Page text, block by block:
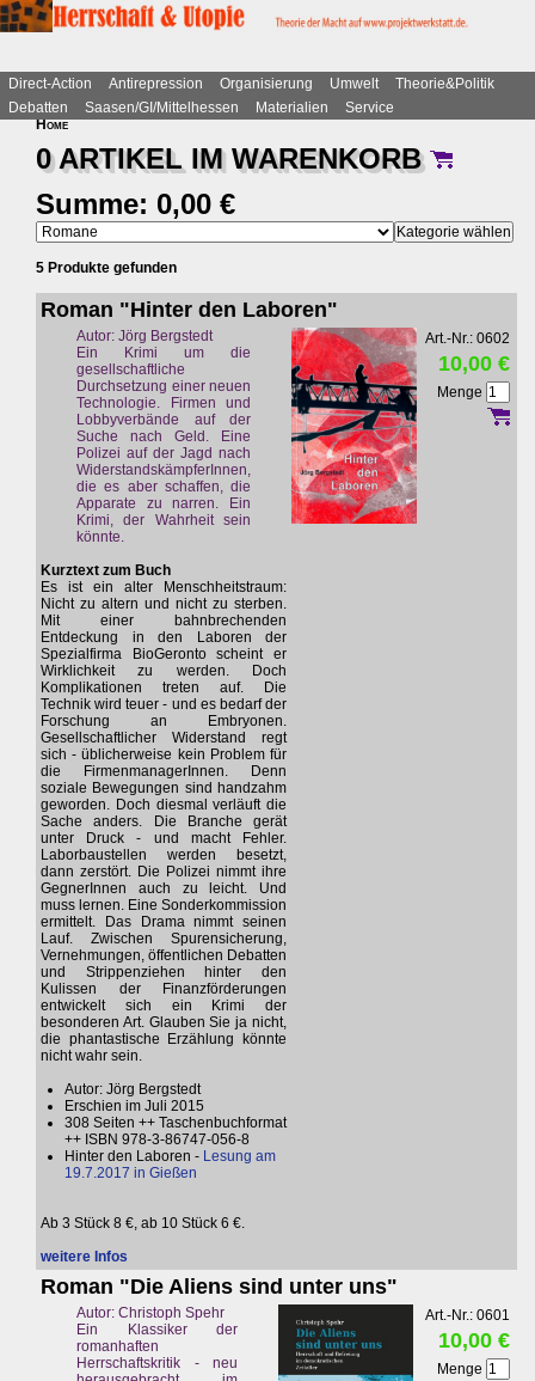
Direct-Action Antirepression Organisierung Umwelt
Theorie&Politik
Debatten
Saasen/GI/Mittelhessen Materialien
Service
Home
0 ARTIKEL IMWARENKORB
Summe: 0,00 €
5 Produkte gefunden
Roman "Hinter den Laboren"
Autor: Jörg Bergstedt
Ein Krimi um die
gesellschaftliche
Durchsetzung einer neuen
Technologie. Firmen und
Lobbyverbände auf der
Suche nach Geld. Eine
Polizei auf der Jagd nach
WiderstandskämpferInnen,
die es aber schaffen, die
Apparate zu narren. Ein
Krimi, der Wahrheit sein
könnte.
Kurztext zum Buch
Es ist ein alter Menschheitstraum:
Nicht zu altern und nicht zu sterben.
Mit einer bahnbrechenden
Entdeckung in den Laboren der
Spezialfirma BioGeronto scheint er
Wirklichkeit zu werden. Doch
Komplikationen treten auf. Die
Technik wird teuer - und es bedarf der
Forschung an Embryonen.
Gesellschaftlicher Widerstand regt
sich - üblicherweise kein Problem für
die FirmenmanagerInnen. Denn
soziale Bewegungen sind handzahm
geworden. Doch diesmal verläuft die
Sache anders. Die Branche gerät
unter Druck - und macht Fehler.
Laborbaustellen werden besetzt,
dann zerstört. Die Polizei nimmt ihre
GegnerInnen auch zu leicht. Und
muss lernen. Eine Sonderkommission
ermittelt. Das Drama nimmt seinen
Lauf. Zwischen Spurensicherung,
Vernehmungen, öffentlichen Debatten
und Strippenziehen hinter den
Kulissen der Finanzförderungen
entwickelt sich ein Krimi der
besonderen Art. Glauben Sie ja nicht,
die phantastische Erzählung könnte
nicht wahr sein.
Autor: Jörg Bergstedt
Erschien im Juli 2015
308 Seiten ++ Taschenbuchformat
++ ISBN 978-3-86747-056-8
Hinter den Laboren - Lesung am
19.7.2017 in Gießen
Ab 3 Stück 8 €, ab 10 Stück 6 €.
weitere Infos
Art.-Nr.: 0602
10,00 €
Menge
Roman "Die Aliens sind unter uns"
Autor: Christoph Spehr
Ein Klassiker der
romanhaften
Herrschaftskritik - neu
Art.-Nr.: 0601
10,00 €
Menge